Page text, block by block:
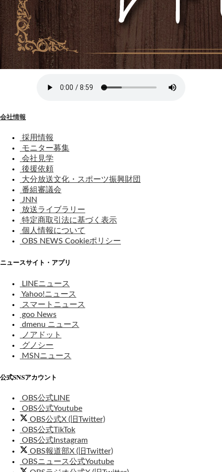
会社情報
採用情報
モニター募集
会社見学
後援依頼
大分放送文化・スポーツ振興財団
番組審議会
JNN
放送ライブラリー
特定商取引法に基づく表示
個人情報について
OBS NEWS Cookieポリシー
ニュースサイト・アプリ
LINEニュース
Yahoo!ニュース
スマートニュース
goo News
dmenu ニュース
ノアドット
グノシー
MSNニュース
公式SNSアカウント
OBS公式LINE
OBS公式Youtube
OBS公式X (旧Twitter)
OBS公式TikTok
OBS公式Instagram
OBS報道部X (旧Twitter)
OBSニュース公式Youtube